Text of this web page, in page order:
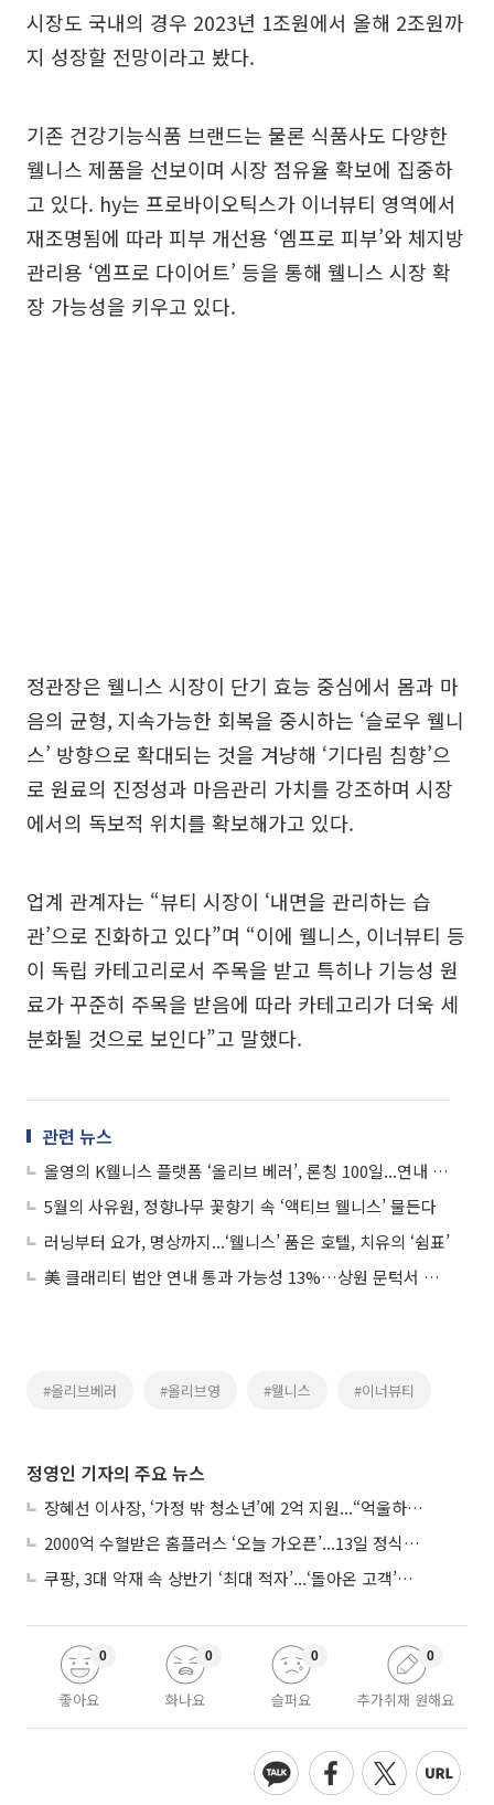
시장도 국내의 경우 2023년 1조원에서 올해 2조원까
지 성장할 전망이라고 봤다.
기존 건강기능식품 브랜드는 물론 식품사도 다양한
웰니스 제품을 선보이며 시장 점유율 확보에 집중하
고 있다. hy는 프로바이오틱스가 이너뷰티 영역에서
재조명됨에 따라 피부 개선용 ‘엠프로 피부’와 체지방
관리용 ‘엠프로 다이어트’ 등을 통해 웰니스 시장 확
장 가능성을 키우고 있다.
정관장은 웰니스 시장이 단기 효능 중심에서 몸과 마
음의 균형, 지속가능한 회복을 중시하는 ‘슬로우 웰니
스’ 방향으로 확대되는 것을 겨냥해 ‘기다림 침향’으
로 원료의 진정성과 마음관리 가치를 강조하며 시장
에서의 독보적 위치를 확보해가고 있다.
업계 관계자는 “뷰티 시장이 ‘내면을 관리하는 습
관’으로 진화하고 있다”며 “이에 웰니스, 이너뷰티 등
이 독립 카테고리로서 주목을 받고 특히나 기능성 원
료가 꾸준히 주목을 받음에 따라 카테고리가 더욱 세
분화될 것으로 보인다”고 말했다.
관련 뉴스
올영의 K웰니스 플랫폼 ‘올리브 베러’, 론칭 100일...연내 10개 점포 확장
5월의 사유원, 정향나무 꽃향기 속 ‘액티브 웰니스’ 물든다
러닝부터 요가, 명상까지...‘웰니스’ 품은 호텔, 치유의 ‘쉼표’
美 클래리티 법안 연내 통과 가능성 13%…상원 문턱서 제동
#올리브베러 #올리브영 #웰니스 #이너뷰티
정영인 기자의 주요 뉴스
장혜선 이사장, ‘가정 밖 청소년’에 2억 지원...“억울하고 아파도 단단해지길”
2000억 수혈받은 홈플러스 ‘오늘 가오픈’...13일 정식 개장 시험대
쿠팡, 3대 악재 속 상반기 ‘최대 적자’...‘돌아온 고객’에 수익성 반등 주목
좋아요
0
화나요
0
슬퍼요
0
추가취재 원해요
0